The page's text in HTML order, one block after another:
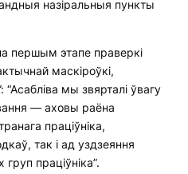
назіральныя пункты
першым этапе праверкі
маскіроўкі,
мы звярталі ўвагу
— аховы раёна
праціўніка,
так і ад уздзеяння
праціўніка”.